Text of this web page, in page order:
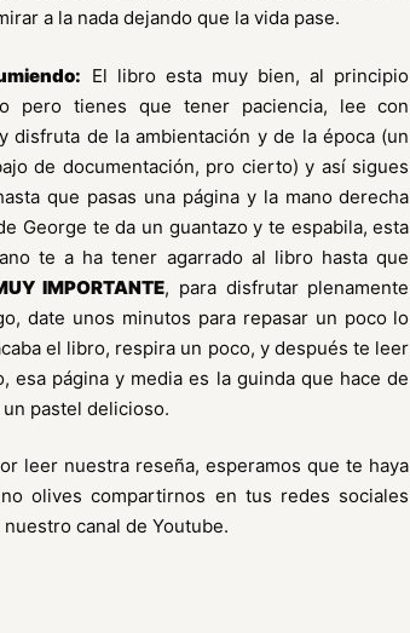
a la nada dejando que la vida pase.
El libro esta muy bien, al principio
pero tienes que tener paciencia, lee con
disfruta de la ambientación y de la época (un
de documentación, pro cierto) y así sigues
que pasas una página y la mano derecha
George te da un guantazo y te espabila, esta
te a ha tener agarrado al libro hasta que
IMPORTANTE, para disfrutar plenamente
date unos minutos para repasar un poco lo
el libro, respira un poco, y después te leer
esa página y media es la guinda que hace de
pastel delicioso.
leer nuestra reseña, esperamos que te haya
olives compartirnos en tus redes sociales
canal de Youtube.